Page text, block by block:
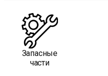
Запасные
части